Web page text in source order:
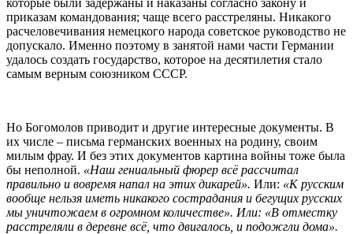
приказам командования; чаще всего расстреляны. Никакого
расчеловечивания немецкого народа советское руководство не
допускало. Именно поэтому в занятой нами части Германии
удалось создать государство, которое на десятилетия стало
самым верным союзником СССР.
Но Богомолов приводит и другие интересные документы. В
их числе – письма германских военных на родину, своим
милым фрау. И без этих документов картина войны тоже была
бы неполной. «Наш гениальный фюрер всё рассчитал
правильно и вовремя напал на этих дикарей». Или: «К русским
вообще нельзя иметь никакого сострадания и бегущих русских
мы уничтожаем в огромном количестве». Или: «В отместку
расстреляли в деревне всё, что двигалось, и подожгли дома».